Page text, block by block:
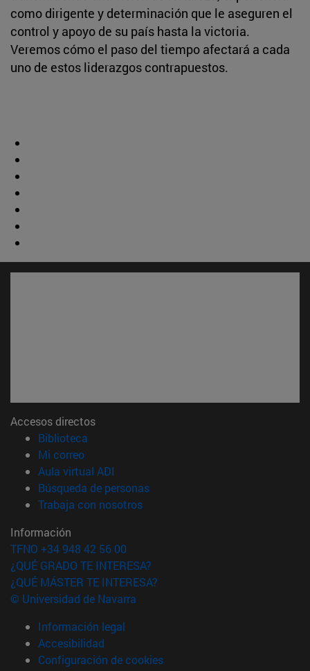
como dirigente y determinación que le aseguren el
control y apoyo de su país hasta la victoria.
Veremos cómo el paso del tiempo afectará a cada
uno de estos liderazgos contrapuestos.
Accesos directos
Biblioteca
Mi correo(abre en nueva ventana)
Aula virtual ADI
Búsqueda de personas(abre en nueva ventana)
Trabaja con nosotros(abre en nueva ventana)
Información
TFNO +34 948 42 56 00
¿QUÉ GRADO TE INTERESA?
¿QUÉ MÁSTER TE INTERESA?
© Universidad de Navarra
Información legal
Accesibilidad
Configuración de cookies